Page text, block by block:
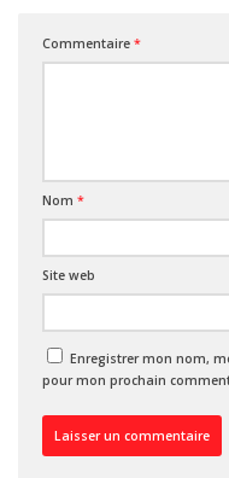
Commentaire *
Nom *
Site web
Enregistrer mon nom,
pour mon prochain